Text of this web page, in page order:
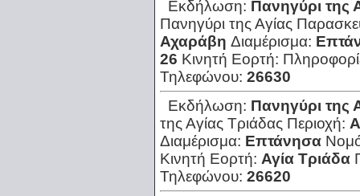
Εκδήλωση: Πανηγύρι της
Πανηγύρι της Αγίας
Αχαράβη Διαμέρισμα:
26 Κινητή Εορτή:
Τηλεφώνου: 26630
Εκδήλωση: Πανηγύρι της
της Αγίας Τριάδας Περιοχή:
Διαμέρισμα: Επτάνησα
Κινητή Εορτή: Αγία Τριάδα
Τηλεφώνου: 26620